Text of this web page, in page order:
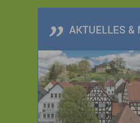
AKTUELLES &